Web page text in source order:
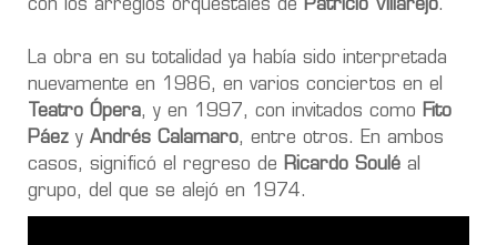
con los arreglos orquestales de Patricio Villarejo.
La obra en su totalidad ya había sido interpretada
nuevamente en 1986, en varios conciertos en el
Teatro Ópera, y en 1997, con invitados como Fito
Páez y Andrés Calamaro, entre otros. En ambos
casos, significó el regreso de Ricardo Soulé al
grupo, del que se alejó en 1974.